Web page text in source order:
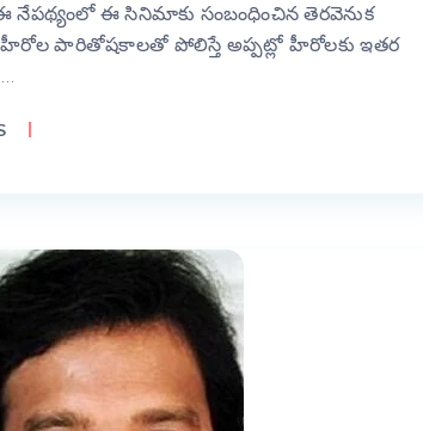
ఈ నేపథ్యంలో ఈ సినిమాకు సంబంధించిన తెరవెనుక
పారితోషకాలతో పోలిస్తే అప్పట్లో హీరోలకు ఇతర